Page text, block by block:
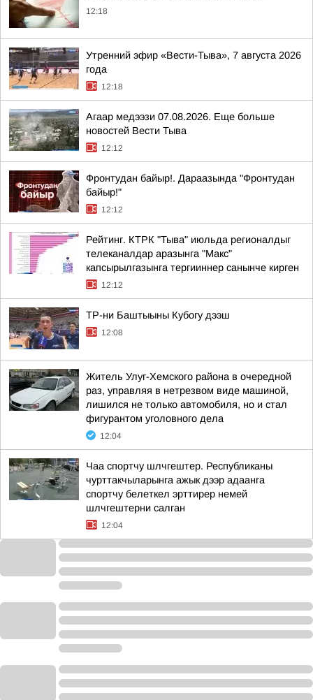
12:18
Утренний эфир «Вести-Тыва», 7 августа 2026
года
12:18
Агаар медээзи 07.08.2026. Еще больше
новостей Вести Тыва
12:12
Фронтудан байыр!. Дараазында "Фронтудан
байыр!"
12:12
Рейтинг. КТРК "Тыва" июльда регионалдыг
телеканалдар аразынга "Макс"
капсырылгазынга тергииннер санынче кирген
12:12
ТР-ни Баштыыны Кубогу дээш
12:08
Житель Улуг-Хемского района в очередной
раз, управляя в нетрезвом виде машиной,
лишился не только автомобиля, но и стал
фигурантом уголовного дела
12:04
Чаа спортчу шлчгештер. Республиканы
чурттакчыларынга ажык дээр адаанга
спортчу белеткел эрттирер немей
шлчгештерни салган
12:04